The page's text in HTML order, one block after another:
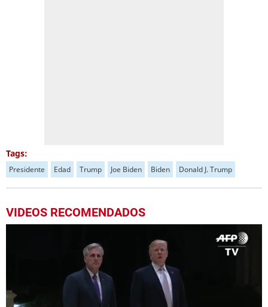
Tags:
Presidente Edad Trump Joe Biden Biden Donald J. Trump
VIDEOS RECOMENDADOS